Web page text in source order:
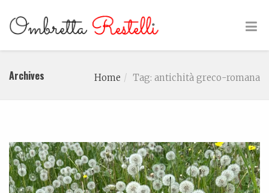
Archives Home Tag: antichità greco-romana